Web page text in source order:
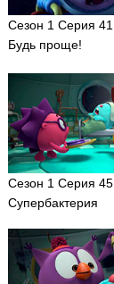
Сезон 1 Серия 41
Будь проще!
Сезон 1 Серия 45
Супербактерия